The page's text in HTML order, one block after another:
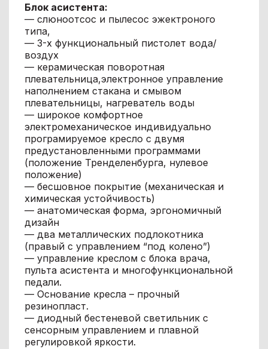
Блок асистента:
— слюноотсос и пылесос эжектроного
типа,
— 3-х функциональный пистолет вода/
воздух
— керамическая поворотная
плевательница,электронное управление
наполнением стакана и смывом
плевательницы, нагреватель воды
— широкое комфортное
электромеханическое индивидуально
програмируемое кресло с двумя
предустановленными программами
(положение Тренделенбурга, нулевое
положение)
— бесшовное покрытие (механическая и
химическая устойчивость)
— анатомическая форма, эргономичный
дизайн
— два металлических подлокотника
(правый с управлением “под колено”)
— управление креслом с блока врача,
пульта асистента и многофункциональной
педали.
— Основание кресла – прочный
резинопласт.
— диодный бестеневой светильник с
сенсорным управлением и плавной
регулировкой яркости.